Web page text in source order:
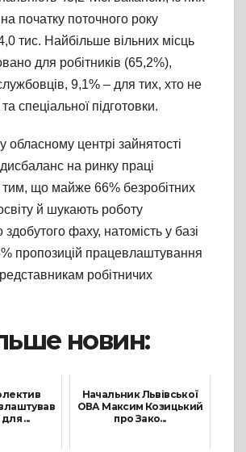
початку поточного року
тис. Найбільше вільних місць
для робітників (65,2%),
9,1% – для тих, хто не
спеціальної підготовки.
обласному центрі зайнятості
на ринку праці
що майже 66% безробітних
й шукають роботу
здобутого фаху, натомість у базі
пропозицій працевлаштування
робітничих
новин:
...
Начальник Львівської
ОВА Максим Козицький
про Зако...